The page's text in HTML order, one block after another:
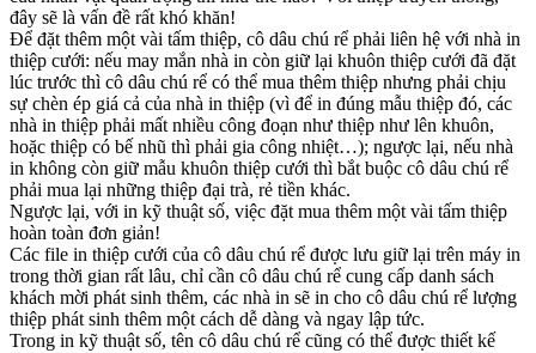
đây sẽ là vấn đề rất khó khăn!
Để đặt thêm một vài tấm thiệp, cô dâu chú rể phải liên hệ với nhà in
thiệp cưới: nếu may mắn nhà in còn giữ lại khuôn thiệp cưới đã đặt
lúc trước thì cô dâu chú rể có thể mua thêm thiệp nhưng phải chịu
sự chèn ép giá cả của nhà in thiệp (vì để in đúng mẫu thiệp đó, các
nhà in thiệp phải mất nhiều công đoạn như thiệp như lên khuôn,
hoặc thiệp có bế nhũ thì phải gia công nhiệt…); ngược lại, nếu nhà
in không còn giữ mẫu khuôn thiệp cưới thì bắt buộc cô dâu chú rể
phải mua lại những thiệp đại trà, rẻ tiền khác.
Ngược lại, với in kỹ thuật số, việc đặt mua thêm một vài tấm thiệp
hoàn toàn đơn giản!
Các file in thiệp cưới của cô dâu chú rể được lưu giữ lại trên máy in
trong thời gian rất lâu, chỉ cần cô dâu chú rể cung cấp danh sách
khách mời phát sinh thêm, các nhà in sẽ in cho cô dâu chú rể lượng
thiệp phát sinh thêm một cách dễ dàng và ngay lập tức.
Trong in kỹ thuật số, tên cô dâu chú rể cũng có thể được thiết kế